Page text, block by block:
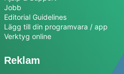
Jobb
Editorial Guidelines
Lägg till din programvara / app
Verktyg online
Reklam